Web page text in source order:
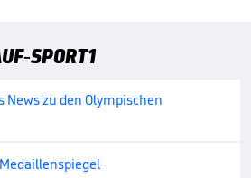
SPORT1
News zu den Olympischen